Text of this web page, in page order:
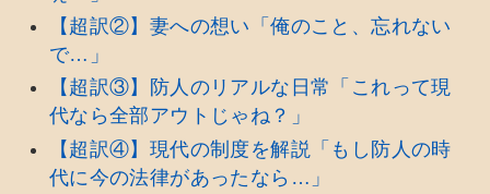
【超訳②】妻への想い「俺のこと、忘れない
で…」
【超訳③】防人のリアルな日常「これって現
代なら全部アウトじゃね？」
【超訳④】現代の制度を解説「もし防人の時
代に今の法律があったなら…」